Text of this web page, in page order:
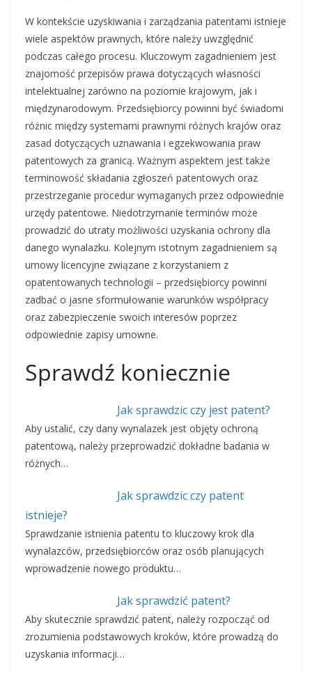
W kontekście uzyskiwania i zarządzania patentami istnieje
wiele aspektów prawnych, które należy uwzględnić
podczas całego procesu. Kluczowym zagadnieniem jest
znajomość przepisów prawa dotyczących własności
intelektualnej zarówno na poziomie krajowym, jak i
międzynarodowym. Przedsiębiorcy powinni być świadomi
różnic między systemami prawnymi różnych krajów oraz
zasad dotyczących uznawania i egzekwowania praw
patentowych za granicą. Ważnym aspektem jest także
terminowość składania zgłoszeń patentowych oraz
przestrzeganie procedur wymaganych przez odpowiednie
urzędy patentowe. Niedotrzymanie terminów może
prowadzić do utraty możliwości uzyskania ochrony dla
danego wynalazku. Kolejnym istotnym zagadnieniem są
umowy licencyjne związane z korzystaniem z
opatentowanych technologii – przedsiębiorcy powinni
zadbać o jasne sformułowanie warunków współpracy
oraz zabezpieczenie swoich interesów poprzez
odpowiednie zapisy umowne.
Sprawdź koniecznie
Jak sprawdzic czy jest patent?
Aby ustalić, czy dany wynalazek jest objęty ochroną
patentową, należy przeprowadzić dokładne badania w
różnych…
Jak sprawdzic czy patent
istnieje?
Sprawdzanie istnienia patentu to kluczowy krok dla
wynalazców, przedsiębiorców oraz osób planujących
wprowadzenie nowego produktu…
Jak sprawdzić patent?
Aby skutecznie sprawdzić patent, należy rozpocząć od
zrozumienia podstawowych kroków, które prowadzą do
uzyskania informacji…